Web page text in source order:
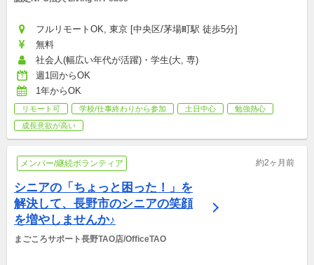
フルリモートOK, 東京 [中央区/茅場町駅 徒歩5分]
無料
社会人(幅広い年代が活躍)・学生(大, 専)
週1回からOK
1年からOK
リモート可 学校/仕事終わりから参加 土日中心
勉強熱心
成長意欲が高い
メンバー/継続ボランティア 約2ヶ月前
シニアの「ちょっと困った！」を
解決して、長野市のシニアの笑顔
を増やしませんか♪
まごころサポート長野TAO店/OfficeTAO